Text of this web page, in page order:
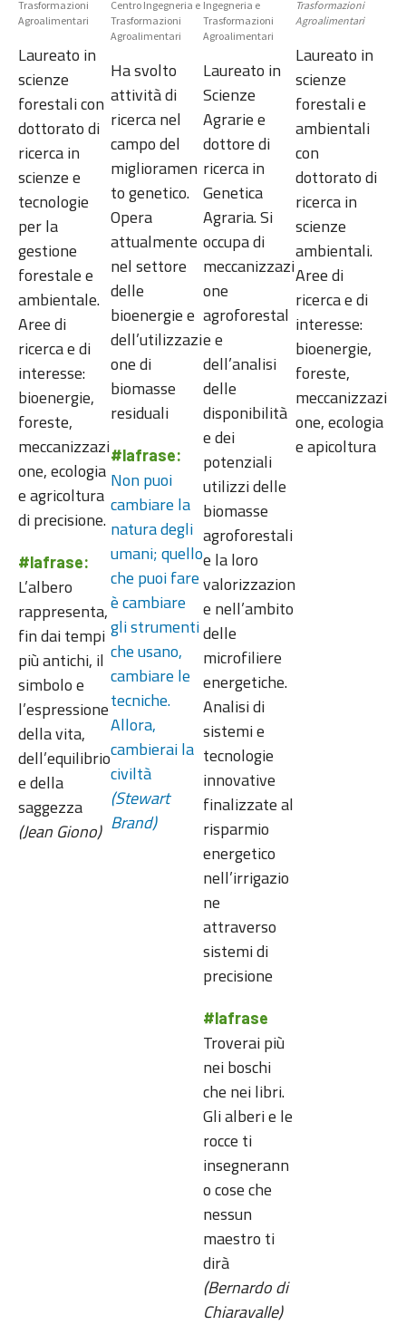
Trasformazioni
Agroalimentari
Laureato in
scienze
forestali con
dottorato di
ricerca in
scienze e
tecnologie
per la
gestione
forestale e
ambientale.
Aree di
ricerca e di
interesse:
bioenergie,
foreste,
meccanizzazi
one, ecologia
e agricoltura
di precisione.
#lafrase:
L’albero
rappresenta,
fin dai tempi
più antichi, il
simbolo e
l’espressione
della vita,
dell’equilibrio
e della
saggezza
(Jean Giono)
Centro Ingegneria e
Trasformazioni
Agroalimentari
Ha svolto
attività di
ricerca nel
campo del
miglioramen
to genetico.
Opera
attualmente
nel settore
delle
bioenergie e
dell’utilizzazi
one di
biomasse
residuali
#lafrase:
Non puoi
cambiare la
natura degli
umani; quello
che puoi fare
è cambiare
gli strumenti
che usano,
cambiare le
tecniche.
Allora,
cambierai la
civiltà
(Stewart
Brand)
Ingegneria e
Trasformazioni
Agroalimentari
Laureato in
Scienze
Agrarie e
dottore di
ricerca in
Genetica
Agraria. Si
occupa di
meccanizzazi
one
agroforestal
e e
dell’analisi
delle
disponibilità
e dei
potenziali
utilizzi delle
biomasse
agroforestali
e la loro
valorizzazion
e nell’ambito
delle
microfiliere
energetiche.
Analisi di
sistemi e
tecnologie
innovative
finalizzate al
risparmio
energetico
nell’irrigazio
ne
attraverso
sistemi di
precisione
#lafrase
Troverai più
nei boschi
che nei libri.
Gli alberi e le
rocce ti
insegnerann
o cose che
nessun
maestro ti
dirà
(Bernardo di
Chiaravalle)
Trasformazioni
Agroalimentari
Laureato in
scienze
forestali e
ambientali
con
dottorato di
ricerca in
scienze
ambientali.
Aree di
ricerca e di
interesse:
bioenergie,
foreste,
meccanizzazi
one, ecologia
e apicoltura